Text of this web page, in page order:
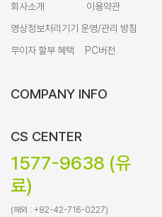
회사소개 이용약관
영상정보처리기기 운영/관리 방침
무이자 할부 혜택
PC버전
COMPANY INFO
CS CENTER
1577-9638 (유
료)
(해외 : +82-42-716-0227)